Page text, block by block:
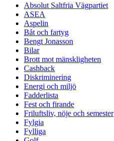
Absolut Saltfria Vägpartiet
ASEA
Aspelin
Båt och fartyg
Bengt Jonasson
Bilar
Brott mot mänskligheten
Cashback
Diskriminering
Energi och miljö
Fadderlista
Fest och firande
Friluftsliv, nöje och semester
Fylgia
Fylliga